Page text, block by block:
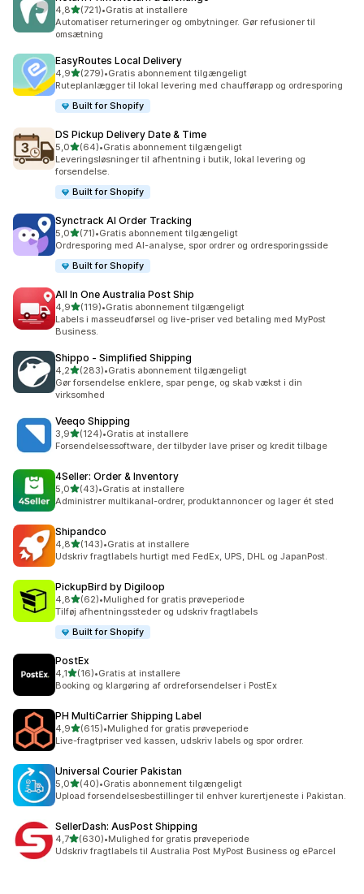
4,8ud af 5 stjerner
(721)
721 anmeldelser i alt
•Gratis at installere
Automatiser returneringer og ombytninger. Gør refusioner til
omsætning
EasyRoutes Local Delivery
4,9ud af 5 stjerner
(279)
279 anmeldelser i alt
•Gratis abonnement tilgængeligt
Ruteplanlægger til lokal levering med chaufførapp og ordresporing
Built for Shopify
DS Pickup Delivery Date & Time
5,0ud af 5 stjerner
(64)
64 anmeldelser i alt
•Gratis abonnement tilgængeligt
Leveringsløsninger til afhentning i butik, lokal levering og
forsendelse.
Built for Shopify
Synctrack AI Order Tracking
5,0ud af 5 stjerner
(71)
71 anmeldelser i alt
•Gratis abonnement tilgængeligt
Ordresporing med AI-analyse, spor ordrer og ordresporingsside
Built for Shopify
All In One Australia Post Ship
4,9ud af 5 stjerner
(119)
119 anmeldelser i alt
•Gratis abonnement tilgængeligt
Labels i masseudførsel og live-priser ved betaling med MyPost
Business.
Shippo ‑ Simplified Shipping
4,2ud af 5 stjerner
(283)
283 anmeldelser i alt
•Gratis abonnement tilgængeligt
Gør forsendelse enklere, spar penge, og skab vækst i din
virksomhed
Veeqo Shipping
3,9ud af 5 stjerner
(124)
124 anmeldelser i alt
•Gratis at installere
Forsendelsessoftware, der tilbyder lave priser og kredit tilbage
4Seller: Order & Inventory
5,0ud af 5 stjerner
(43)
43 anmeldelser i alt
•Gratis at installere
Administrer multikanal-ordrer, produktannoncer og lager ét sted
Shipandco
4,8ud af 5 stjerner
(143)
143 anmeldelser i alt
•Gratis at installere
Udskriv fragtlabels hurtigt med FedEx, UPS, DHL og JapanPost.
PickupBird by Digiloop
4,8ud af 5 stjerner
(62)
62 anmeldelser i alt
•Mulighed for gratis prøveperiode
Tilføj afhentningssteder og udskriv fragtlabels
Built for Shopify
PostEx
4,1ud af 5 stjerner
(16)
16 anmeldelser i alt
•Gratis at installere
Booking og klargøring af ordreforsendelser i PostEx
PH MultiCarrier Shipping Label
4,9ud af 5 stjerner
(615)
615 anmeldelser i alt
•Mulighed for gratis prøveperiode
Live-fragtpriser ved kassen, udskriv labels og spor ordrer.
Universal Courier Pakistan
5,0ud af 5 stjerner
(40)
40 anmeldelser i alt
•Gratis abonnement tilgængeligt
Upload forsendelsesbestillinger til enhver kurertjeneste i Pakistan.
SellerDash: AusPost Shipping
4,7ud af 5 stjerner
(630)
630 anmeldelser i alt
•Mulighed for gratis prøveperiode
Udskriv fragtlabels til Australia Post MyPost Business og eParcel